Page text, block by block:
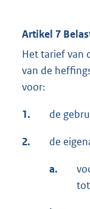
Artikel 7
Het tarief van
van de
voor:
1. de
2. de
a.